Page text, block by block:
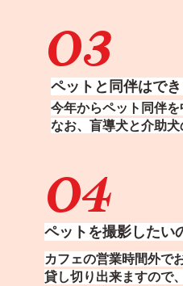
03
ペットと同伴はで
今年からペット同伴を
なお、盲導犬と介助犬
04
ペットを撮影したい
カフェの営業時間外で
貸し切り出来ますので